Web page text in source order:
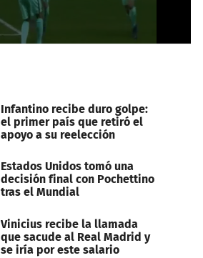
Infantino recibe duro golpe:
el primer país que retiró el
apoyo a su reelección
Estados Unidos tomó una
decisión final con Pochettino
tras el Mundial
Vinicius recibe la llamada
que sacude al Real Madrid y
se iría por este salario